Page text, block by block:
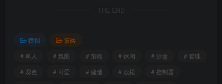
THE END
模拟
策略
# 单人
# 氛围 # 策略 # 休闲 # 沙盒
# 管理
# 彩色
# 可爱 # 建造 # 放松
# 控制器